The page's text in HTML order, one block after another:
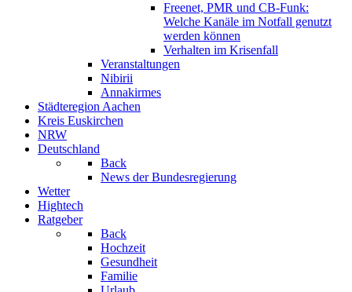
Freenet, PMR und CB-Funk:
Welche Kanäle im Notfall genutzt
werden können
Verhalten im Krisenfall
Veranstaltungen
Nibirii
Annakirmes
Städteregion Aachen
Kreis Euskirchen
NRW
Deutschland
Back
News der Bundesregierung
Wetter
Hightech
Ratgeber
Back
Hochzeit
Gesundheit
Familie